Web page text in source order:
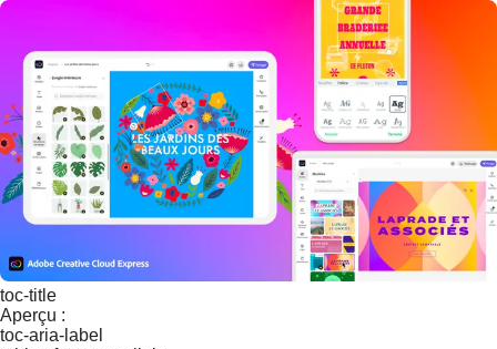
toc-title
Aperçu :
toc-aria-label